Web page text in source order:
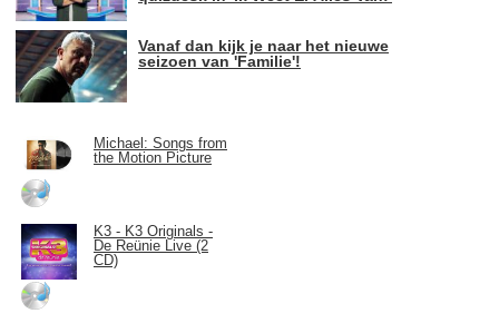
Vanaf dan kijk je naar het nieuwe
seizoen van 'Familie'!
Michael: Songs from
the Motion Picture
K3 - K3 Originals -
De Reünie Live (2
CD)